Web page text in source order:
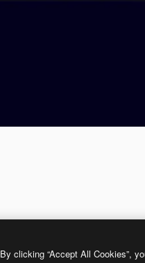
By clicking “Accept All Cookies”,